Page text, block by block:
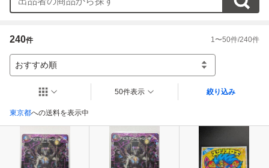
240件 1 〜50件/240件
おすすめ順
東京都への送料を表示中
50件表示 絞り込み